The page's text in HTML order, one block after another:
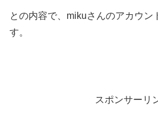
との内容で、mikuさんのアカウン
す。
スポンサーリ